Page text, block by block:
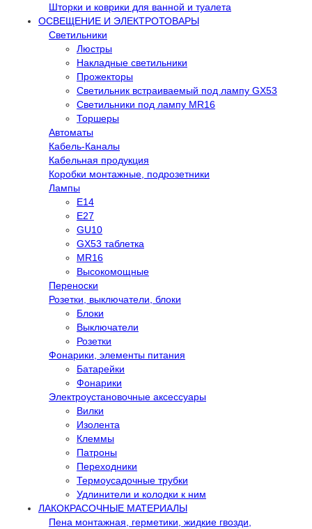
Шторки и коврики для ванной и туалета
ОСВЕЩЕНИЕ И ЭЛЕКТРОТОВАРЫ
Светильники
Люстры
Накладные светильники
Прожекторы
Светильник встраиваемый под лампу GX53
Светильники под лампу MR16
Торшеры
Автоматы
Кабель-Каналы
Кабельная продукция
Коробки монтажные, подрозетники
Лампы
E14
E27
GU10
GX53 таблетка
MR16
Высокомощные
Переноски
Розетки, выключатели, блоки
Блоки
Выключатели
Розетки
Фонарики, элементы питания
Батарейки
Фонарики
Электроустановочные аксессуары
Вилки
Изолента
Клеммы
Патроны
Переходники
Термоусадочные трубки
Удлинители и колодки к ним
ЛАКОКРАСОЧНЫЕ МАТЕРИАЛЫ
Пена монтажная, герметики, жидкие гвозди,